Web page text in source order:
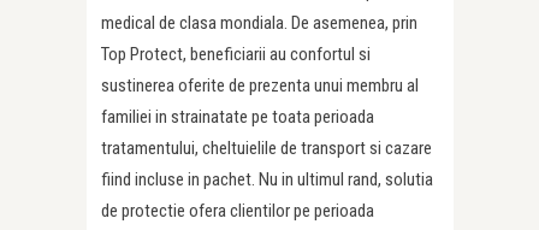
medical de clasa mondiala. De asemenea, prin
Top Protect, beneficiarii au confortul si
sustinerea oferite de prezenta unui membru al
familiei in strainatate pe toata perioada
tratamentului, cheltuielile de transport si cazare
fiind incluse in pachet. Nu in ultimul rand, solutia
de protectie ofera clientilor pe perioada